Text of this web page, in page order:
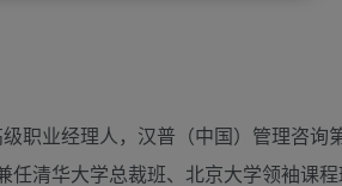
职业经理人，汉普（中国）管理咨询
任清华大学总裁班、北京大学领袖课